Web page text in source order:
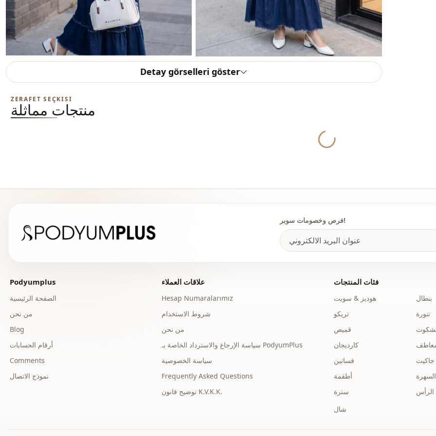
Detay görselleri göster
ZERAFET SEÇKISI
منتجات مماثلة
Yukleniyor...
فرص وخصومات سوبر!
Podyumplus
الصفحة الرئيسية
من نحن
Blog
أرقام الحسابات
Comments
نموذج الاتصال
علاقات العملاء
Hesap Numaralarımız
شروط الاستخدام
من نحن
سياسة الإرجاع والاسترداد الخاصة بـ PodyumPlus
سياسة الخصوصية
Frequently Asked Questions
توضيح قانون K.V.K.K.
فئات المنتجات
هوديز & سويت
تريكو
قميص
كارديجان
فساتين
أطقمة
سترة
بنطال
تنورة
جاكيت
الرأس
شال